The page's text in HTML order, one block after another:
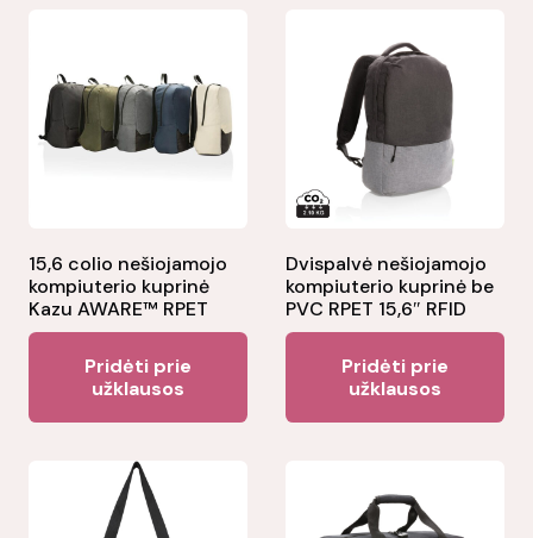
15,6 colio nešiojamojo
kompiuterio kuprinė
Kazu AWARE™ RPET
Pridėti prie
užklausos
Dvispalvė nešiojamojo
kompiuterio kuprinė be
PVC RPET 15,6″ RFID
Pridėti prie
užklausos